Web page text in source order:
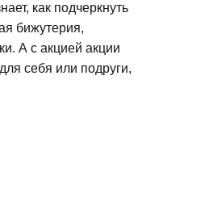
как подчеркнуть
бижутерия,
А с акцией акции
себя или подруги,